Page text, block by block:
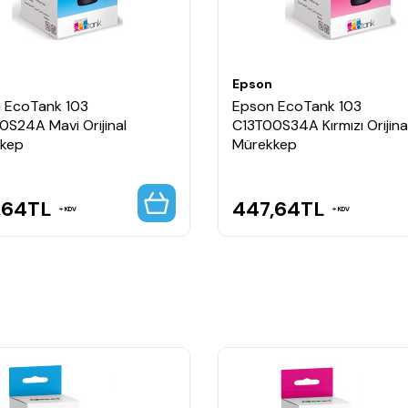
sec. with flatbed scan
başına nokta (yatay x dikey)
PDF, PNG
103
Mavi Orijinal
TL KDV
Epson
Epson EcoTank 103
C13T00S34A Kırmızı
Mürekkep
447,64TL KDV